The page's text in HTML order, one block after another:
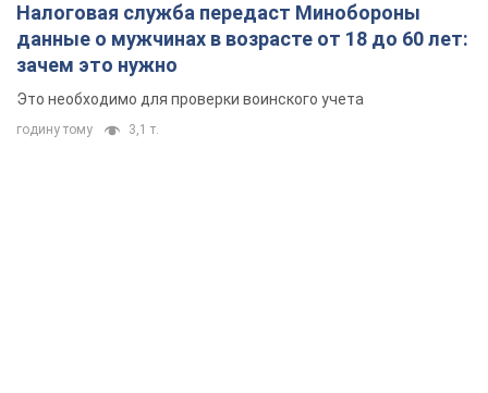
Налоговая служба передаст Минобороны
данные о мужчинах в возрасте от 18 до 60 лет:
зачем это нужно
Это необходимо для проверки воинского учета
годину тому 3,1 т.